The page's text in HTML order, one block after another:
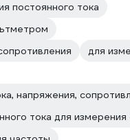
постоянного тока
для
напряжения,
тока для измерения